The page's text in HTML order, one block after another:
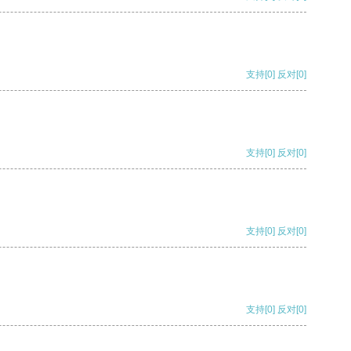
支持[0] 反对[0]
支持[0] 反对[0]
支持[0] 反对[0]
支持[0] 反对[0]